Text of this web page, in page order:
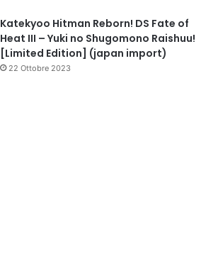
Katekyoo Hitman Reborn! DS Fate of
Heat III – Yuki no Shugomono Raishuu!
[Limited Edition] (japan import)
22 Ottobre 2023